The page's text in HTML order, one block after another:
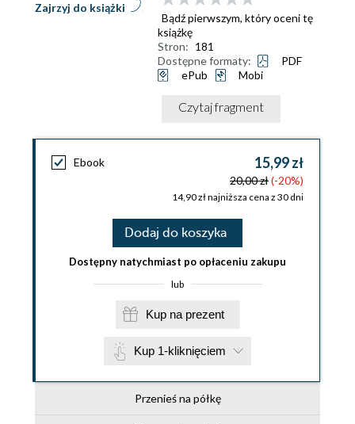
Zajrzyj do książki
Bądź pierwszym, który oceni tę
książkę
Stron: 181
Dostępne formaty:
PDF
ePub
Mobi
Czytaj fragment
Ebook 15,99 zł
20,00 zł(-20%)
14,90 zł najniższa cena z 30 dni
Dodaj do koszyka
Dostępny natychmiast po opłaceniu zakupu
lub
Kup na prezent
Kup 1-kliknięciem
Przenieś na półkę